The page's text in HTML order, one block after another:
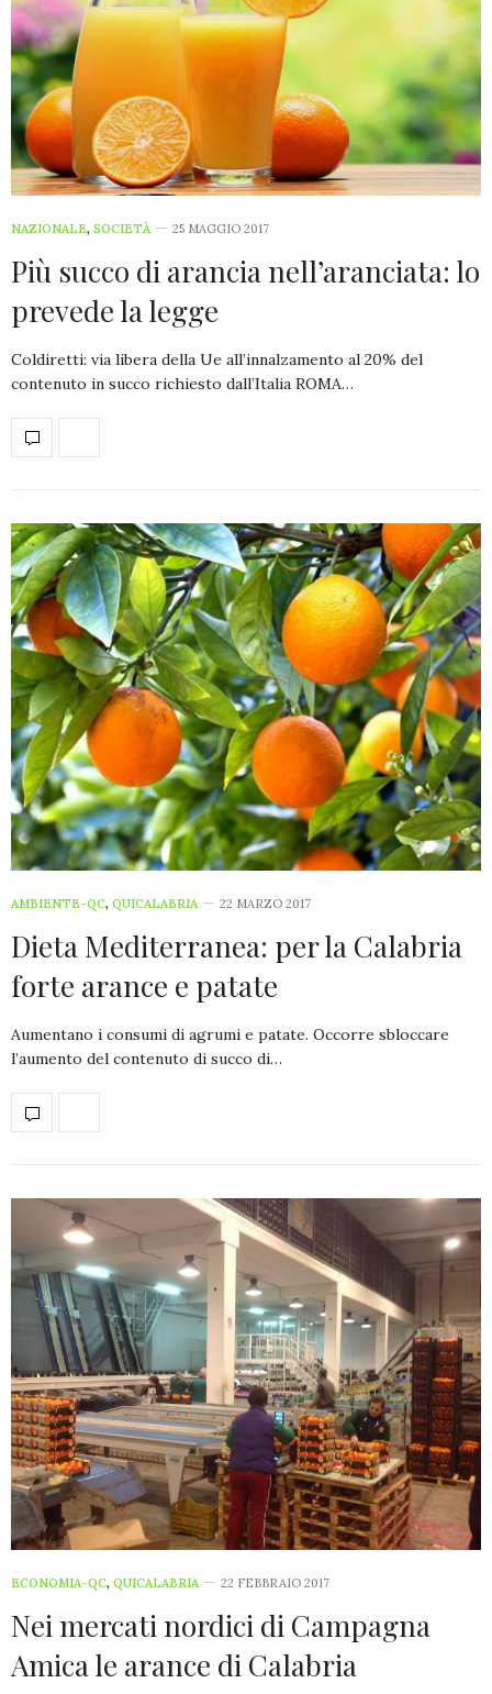
NAZIONALE, SOCIETÀ 25 MAGGIO 2017
Più succo di arancia nell’aranciata: lo
prevede la legge
Coldiretti: via libera della Ue all’innalzamento al 20% del
contenuto in succo richiesto dall’Italia ROMA…
AMBIENTE-QC, QUICALABRIA 22 MARZO 2017
Dieta Mediterranea: per la Calabria
forte arance e patate
Aumentano i consumi di agrumi e patate. Occorre sbloccare
l’aumento del contenuto di succo di…
ECONOMIA-QC, QUICALABRIA 22 FEBBRAIO 2017
Nei mercati nordici di Campagna
Amica le arance di Calabria